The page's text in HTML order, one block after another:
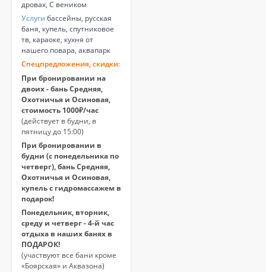
дровах, С веником
Услуги бассейны, русская
баня, купель, спутниковое
тв, караоке, кухня от
нашего повара, аквапарк
Спецпредложения, скидки:
При бронировании на
двоих - бань Средняя,
Охотничья и Осиновая,
стоимость 1000₽/час
(действует в будни, в
пятницу до 15:00)
При бронировании в
будни (с понедельника по
четверг), бань Средняя,
Охотничья и Осиновая,
купель с гидромассажем в
подарок!
Понедельник, вторник,
среду и четверг - 4-й час
отдыха в наших банях в
ПОДАРОК!
(участвуют все бани кроме
«Боярская» и Аквазона)